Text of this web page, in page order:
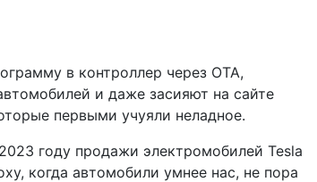
в контроллер через OTA,
и даже засияют на сайте
первыми учуяли неладное.
году продажи электромобилей Tesla
когда автомобили умнее нас, не пора